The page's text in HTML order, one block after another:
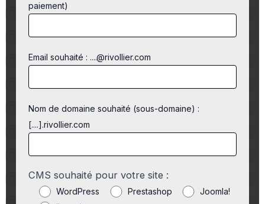
paiement)
Email souhaité : ....@rivollier.com
Nom de domaine souhaité (sous-domaine) :
[....].rivollier.com
CMS souhaité pour votre site :
WordPress Prestashop
Joomla!